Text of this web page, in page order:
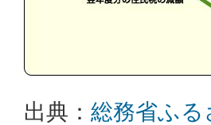
出典： 総務省ふ